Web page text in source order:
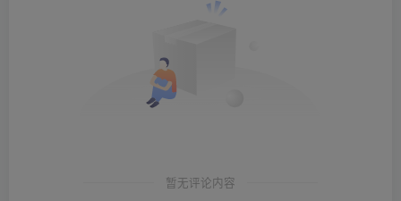
暂无评论内容